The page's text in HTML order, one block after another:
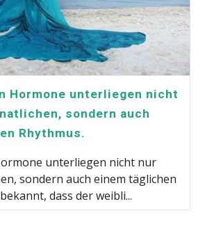
Hormone unterliegen nicht
sondern auch
Rhythmus.
unterliegen nicht nur
sondern auch einem täglichen
dass der weibli...